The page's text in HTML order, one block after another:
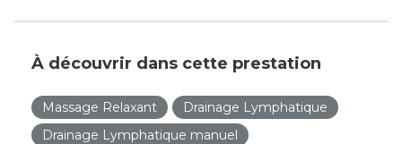
À découvrir dans cette prestation
Massage Relaxant
Drainage Lymphatique
Drainage Lymphatique manuel